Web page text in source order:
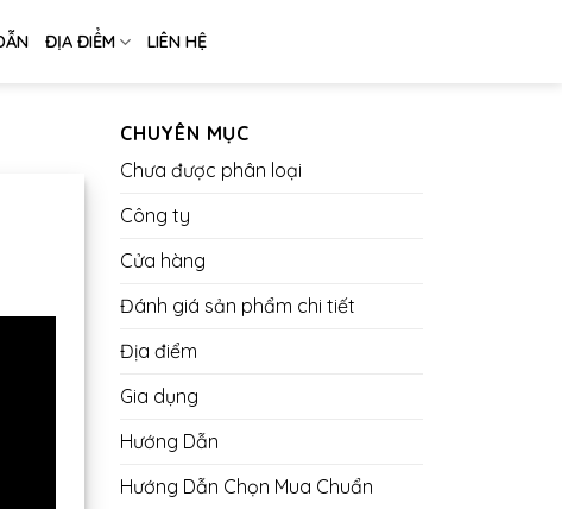
ĐỊA ĐIỂM LIÊN HỆ
CHUYÊN MỤC
Chưa được phân loại
Công ty
Cửa hàng
Đánh giá sản phẩm chi tiết
Địa điểm
Gia dụng
Hướng Dẫn
Hướng Dẫn Chọn Mua Chuẩn